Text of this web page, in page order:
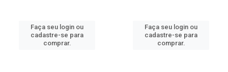
Faça seu login ou
cadastre-se para
comprar.
Faça seu login ou
cadastre-se para
comprar.